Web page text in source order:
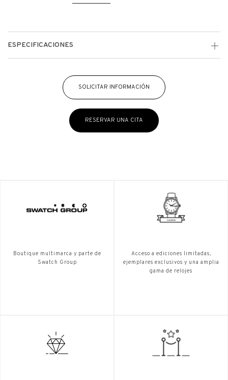
ESPECIFICACIONES
SOLICITAR INFORMACIÓN
RESERVAR UNA CITA
Boutique multimarca y parte de
Swatch Group
Acceso a ediciones limitadas,
ejemplares exclusivos y una amplia
gama de relojes